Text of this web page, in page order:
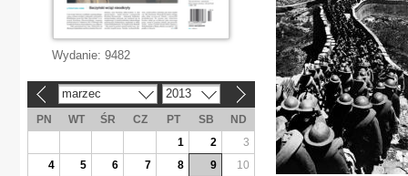
Wydanie: 9482
marzec 2013
PN WT ŚR CZ PT SB
ND
1
2
3
4
5 6 7 8 9
10